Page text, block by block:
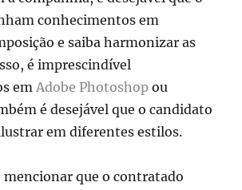
conhecimentos em
e saiba harmonizar as
é imprescindível
emAdobe Photoshop ou
é desejável que o candidato
em diferentes estilos.
mencionar que o contratado